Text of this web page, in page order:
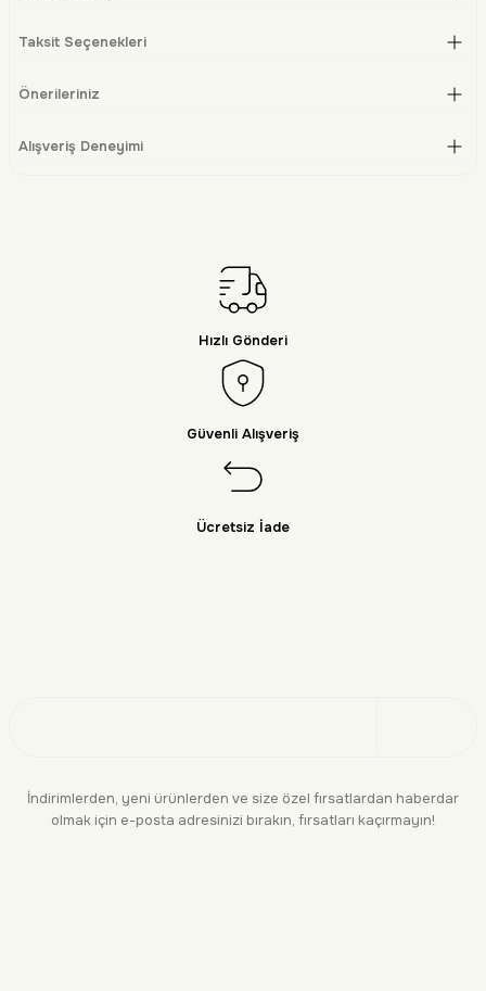
Taksit Seçenekleri
Önerileriniz
Alışveriş Deneyimi
Hızlı Gönderi
Güvenli Alışveriş
Ücretsiz İade
İndirimlerden, yeni ürünlerden ve size özel fırsatlardan haberdar
olmak için e-posta adresinizi bırakın, fırsatları kaçırmayın!